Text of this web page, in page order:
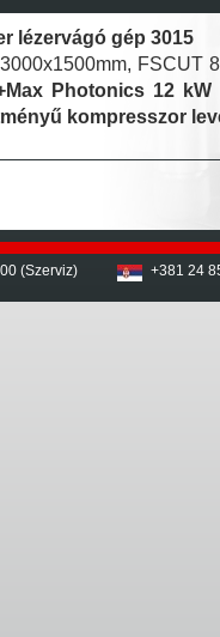
lézervágó gép 3015
FSCUT
Photonics 12
kompresszor
(Szerviz) +381 24